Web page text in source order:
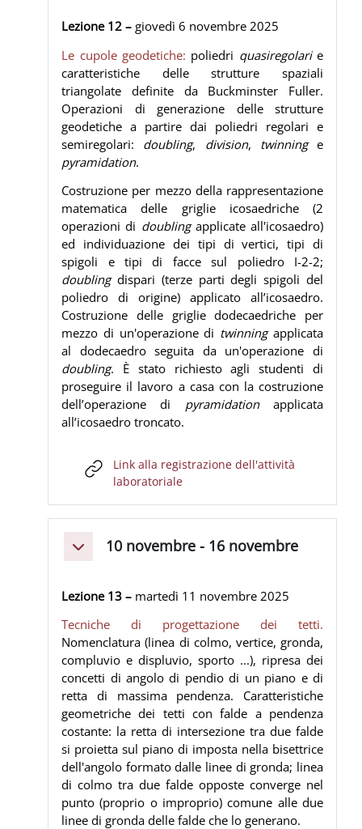
Lezione 12 –giovedì 6 novembre 2025
Le cupole geodetiche: poliedri quasiregolarie
caratteristiche delle strutture spaziali
triangolate definite da Buckminster Fuller.
Operazioni di generazione delle strutture
geodetiche a partire dai poliedri regolari e
semiregolari: doubling, division, twinninge
pyramidation.
Costruzione per mezzo della rappresentazione
matematica delle griglie icosaedriche (2
operazioni di doublingapplicate all'icosaedro)
ed individuazione dei tipi di vertici, tipi di
spigoli e tipi di facce sul poliedro I-2-2;
doublingdispari (terze parti degli spigoli del
poliedro di origine) applicato all’icosaedro.
Costruzione delle griglie dodecaedriche per
mezzo di un'operazione di twinningapplicata
al dodecaedro seguita da un'operazione di
doubling. È stato richiesto agli studenti di
proseguire il lavoro a casa con la costruzione
dell’operazione di pyramidationapplicata
all’icosaedro troncato.
Link alla registrazione dell'attività
laboratorialeURL
Minimizza10 novembre - 16 novembre
Lezione 13 – martedì 11 novembre 2025
Tecniche di progettazione dei tetti.
Nomenclatura (linea di colmo, vertice, gronda,
compluvio e displuvio, sporto ...), ripresa dei
concetti di angolo di pendio di un piano e di
retta di massima pendenza. Caratteristiche
geometriche dei tetti con falde a pendenza
costante: la retta di intersezione tra due falde
si proietta sul piano di imposta nella bisettrice
dell'angolo formato dalle linee di gronda; linea
di colmo tra due falde opposte converge nel
punto (proprio o improprio) comune alle due
linee di gronda delle falde che lo generano.